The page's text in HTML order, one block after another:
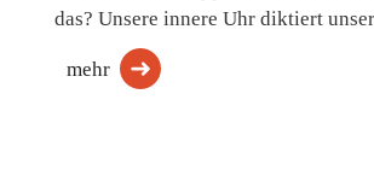
das? Unsere innere Uhr diktiert
mehr